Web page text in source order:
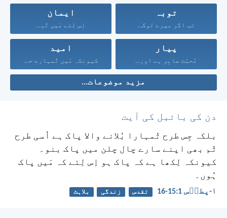
توبہ
تب اگر میرے لوگ...
ایمان
اِس لِئے مَیں تُم...
پیار
مُحبّت صابِر ہے اور...
امید
کیونکہ مَیں تُمہارے حق...
مزید موضوعات...
دن کی بائبل کی آیت
بلکہ جِس طرح تُمہارا بُلانے والا پاک ہے اُسی طرح
تُم بھی اپنے سارے چال چلن میں پاک بنو۔
کیونکہ لِکھا ہے کہ پاک ہو اِس لِئے کہ مَیں پاک
ہُوں۔
۱-پطرؔس 1:‏15-‏16 تقدس زندگی بلاہٹ